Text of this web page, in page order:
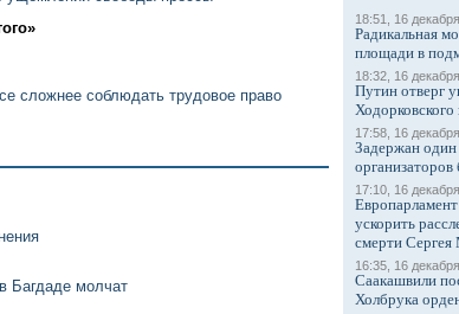
сложнее соблюдать трудовое право
Багдаде молчат
18:51, 16 декабря
Радикальная
площади в
18:32, 16 декабря
Путин отверг
Ходорковского
17:58, 16 декабря
Задержан один
17:10, 16 декабря
Европарламент
ускорить
смерти Сергея
16:35, 16 декабря
Саакашвили
Холбрука